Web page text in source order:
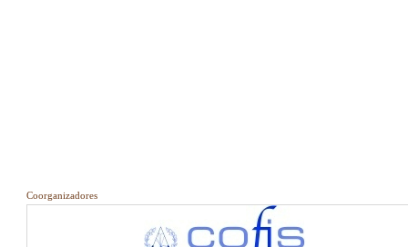
Coorganizadores